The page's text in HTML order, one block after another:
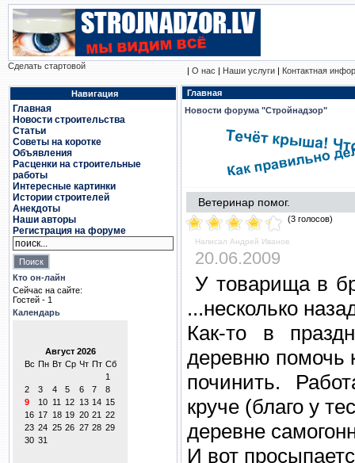
Сделать стартовой | О нас | Наши услуги | Контактная
Навигация
Главная
Новости строительства
Статьи
Советы на коротке
Объявления
Расценки на строительные
работы
Интересные картинки
Истории строителей
Анекдоты
Наши авторы
Регистрация на форуме
Кто он-лайн
Сейчас на сайте:
Гостей - 1
Календарь
Главная
Новости форума "Стройнадзор"
Ветеринар помог.
(3 голосов)
Написал Андрей Иванов
20.06.2009
У товарища в
...несколько
Как-то в
деревню помочь
починить.
круче (благо у
деревне
И вот